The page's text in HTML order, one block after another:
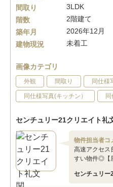
間取り
3LDK
階数
2階建て
築年月
2026年12月
建物現況
未着工
画像カテゴリ
外観 間取り 同仕様
同仕様写真(キッチン） 同
センチュリー21クリエイト礼
物件担当者コ
高速アクセス
すい物件◎【
センチュリ